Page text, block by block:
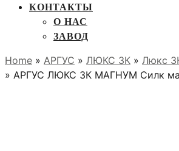
КОНТАКТЫ
О НАС
ЗАВОД
Home » АРГУС » ЛЮКС 3К » Люкс
» АРГУС ЛЮКС 3К МАГНУМ Силк